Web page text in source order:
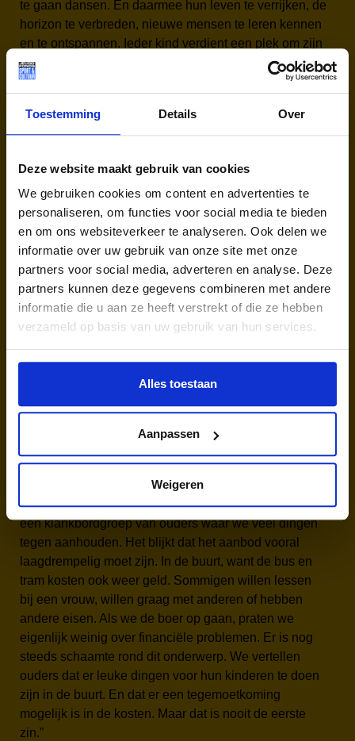
Toestemming Details Over
Deze website maakt gebruik van cookies
We gebruiken cookies om content en advertenties te
personaliseren, om functies voor social media te bieden
en om ons websiteverkeer te analyseren. Ook delen we
informatie over uw gebruik van onze site met onze
partners voor social media, adverteren en analyse. Deze
partners kunnen deze gegevens combineren met andere
informatie die u aan ze heeft verstrekt of die ze hebben
verzameld op basis van uw gebruik van hun services.
Alles toestaan
Aanpassen
Weigeren
te gaan dansen. En daarmee hun leven te verrijken, de
horizon te verbreden, nieuwe mensen te leren kennen
en te ontspannen. Ieder kind verdient een plek om zijn
of haar talent te ontdekken.”
Google maps van cultuuraanbod
niet helemaal te boven. Ook de aanbieder, de kleine
zelfstandige die pianoles geeft in de huiskamer, moet
herstellen van de shock. Net als de gezinnen. Wij
hebben in die tijd ook een corona-loket gemaakt om
het iedereen makkelijker te maken. Er kwam toen
namelijk een nieuwe doelgroep; de mensen die door
de pandemie in problemen waren geraakt. Door de
huidige inflatie en stijging van de energiekosten
hebben we besloten onze doelgroep uit te breiden en
Ook maakten we de website Kunstvol waar alle
aanbieders waar wij mee samenwerken zich kunnen
presenteren. Met een verhaaltje, een filmpje. Met
dan direct zien wat wij kunnen bijdragen, en wat ze
dus zelf nog moeten betalen. Het is een soort Google-
maps van het cultuuraanbod. We hebben daarnaast
een klankbordgroep van ouders waar we veel dingen
tegen aanhouden. Het blijkt dat het aanbod vooral
laagdrempelig moet zijn. In de buurt, want de bus en
tram kosten ook weer geld. Sommigen willen lessen
bij een vrouw, willen graag met anderen of hebben
andere eisen. Als we de boer op gaan, praten we
eigenlijk weinig over financiële problemen. Er is nog
steeds schaamte rond dit onderwerp. We vertellen
ouders dat er leuke dingen voor hun kinderen te doen
zijn in de buurt. En dat er een tegemoetkoming
mogelijk is in de kosten. Maar dat is nooit de eerste
zin.”